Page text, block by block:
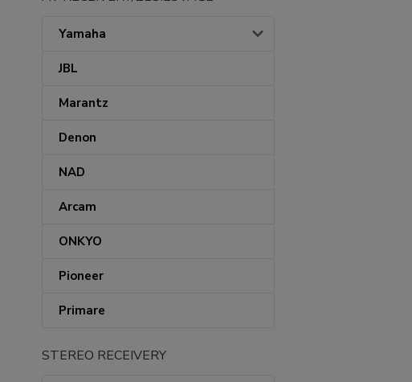
Yamaha
JBL
Marantz
Denon
NAD
Arcam
ONKYO
Pioneer
Primare
STEREO RECEIVERY